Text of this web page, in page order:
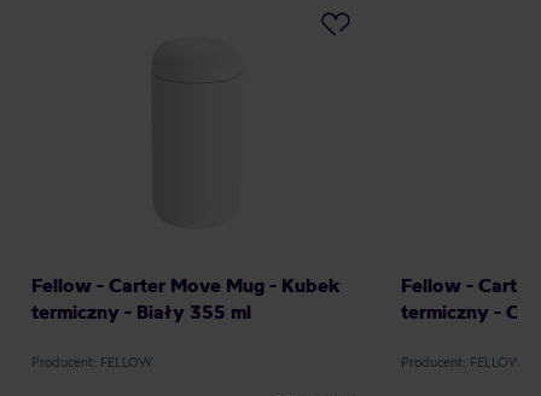
Fellow - Carter Move Mug - Kubek
termiczny - Biały 355 ml
Producent: FELLOW
Fellow - Carter
termiczny -
Producent: FELLOW